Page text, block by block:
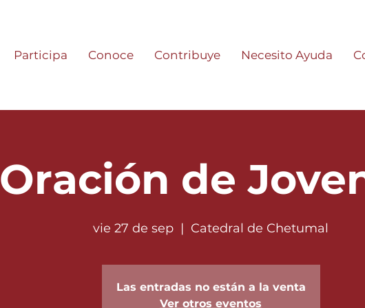
Participa Conoce Contribuye Necesito Ayuda
Oración de
vie 27 de sep
  |
Catedral de Chetumal
Las entradas no están a la venta
Ver otros eventos